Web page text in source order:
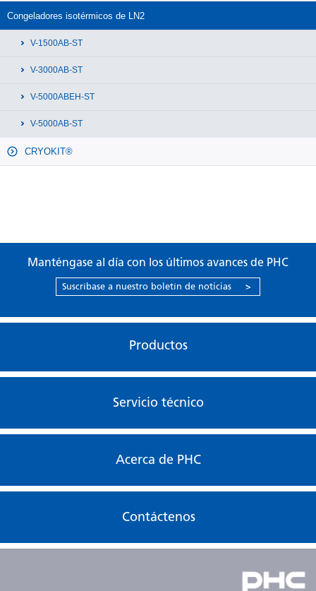
Congeladores isotérmicos de LN2
V-1500AB-ST
V-3000AB-ST
V-5000ABEH-ST
V-5000AB-ST
CRYOKIT®
Manténgase al día con los últimos avances de PHC
Suscríbase a nuestro boletín de noticias >
Productos
Servicio técnico
Acerca de PHC
Contáctenos